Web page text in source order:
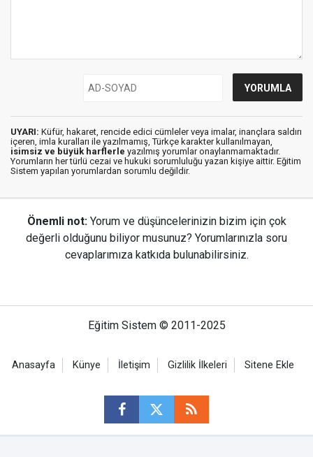
UYARI: Küfür, hakaret, rencide edici cümleler veya imalar, inançlara saldırı
içeren, imla kuralları ile yazılmamış, Türkçe karakter kullanılmayan,
isimsiz ve büyük harflerle yazılmış yorumlar onaylanmamaktadır.
Yorumların her türlü cezai ve hukuki sorumluluğu yazan kişiye aittir. Eğitim
Sistem yapılan yorumlardan sorumlu değildir.
Önemli not: Yorum ve düşüncelerinizin bizim için çok
değerli olduğunu biliyor musunuz? Yorumlarınızla soru
cevaplarımıza katkıda bulunabilirsiniz.
Eğitim Sistem © 2011-2025
Anasayfa Künye İletişim Gizlilik İlkeleri Sitene Ekle